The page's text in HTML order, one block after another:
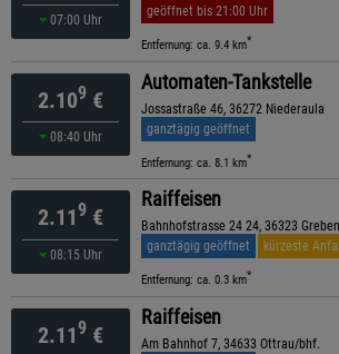
07:00 Uhr
geöffnet bis 21:00 Uhr
Entfernung: ca. 9.4 km*
2.109 €
08:40 Uhr
Automaten-Tankstelle
Jossastraße 46, 36272 Niederaula
ganztägig geöffnet
Entfernung: ca. 8.1 km*
2.119 €
08:15 Uhr
Raiffeisen
Bahnhofstrasse 24 24, 36323
ganztägig geöffnet
kürzeste
Entfernung: ca. 0.3 km*
2.119 €
Raiffeisen
Am Bahnhof 7, 34633 Ottrau/bhf.